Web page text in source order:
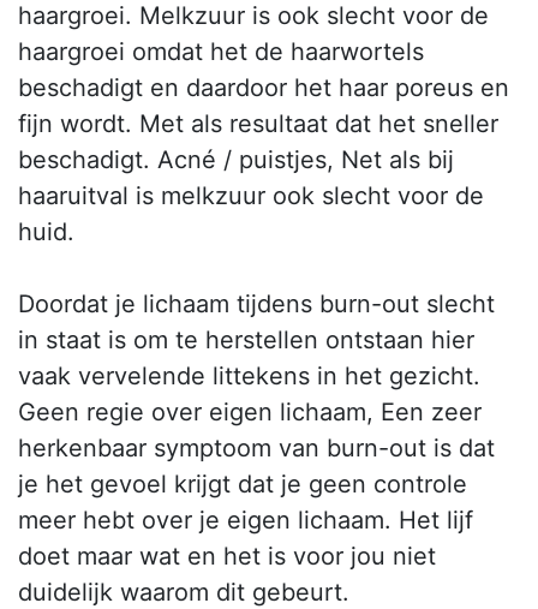
haargroei. Melkzuur is ook slecht voor de
haargroei omdat het de haarwortels
beschadigt en daardoor het haar poreus en
fijn wordt. Met als resultaat dat het sneller
beschadigt. Acné / puistjes, Net als bij
haaruitval is melkzuur ook slecht voor de
huid.
Doordat je lichaam tijdens burn-out slecht
in staat is om te herstellen ontstaan hier
vaak vervelende littekens in het gezicht.
Geen regie over eigen lichaam, Een zeer
herkenbaar symptoom van burn-out is dat
je het gevoel krijgt dat je geen controle
meer hebt over je eigen lichaam. Het lijf
doet maar wat en het is voor jou niet
duidelijk waarom dit gebeurt.